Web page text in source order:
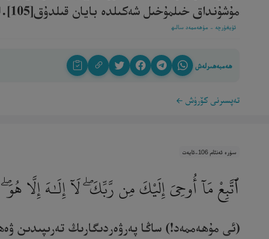
مۇشۇنداق خىلمۇخىل شەكىلدە بايان قىلدۇق[105].‎
ئۇيغۇرچە - مۇھەممەد سالىھ
ھەمبەھىرلەش
تەپسىرنى كۆرۈش
سۈرە ئەنئام 106-ئايەت
ٱتَّبِعْ مَآ أُوحِىَ إِلَيْكَ مِن رَّبِّكَ ۖ لَآ إِلَـٰهَ إِلَّا
(ئى مۇھەممەد!) ساڭا پەرۋەردىگارىڭ تەرىپىدىن